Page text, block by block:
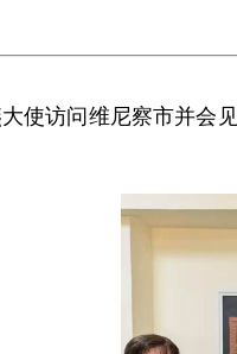
使访问维尼察市并